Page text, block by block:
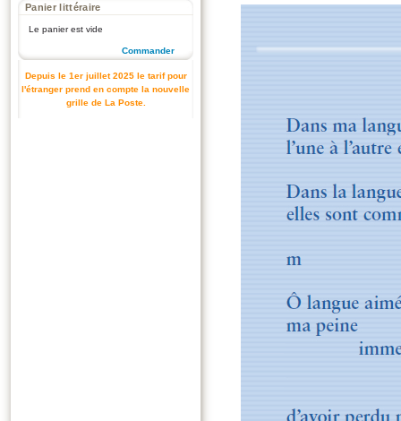
Panier littéraire
Le panier est vide
Commander
Depuis le 1er juillet 2025 le tarif pour
l'étranger prend en compte la nouvelle
grille de La Poste.